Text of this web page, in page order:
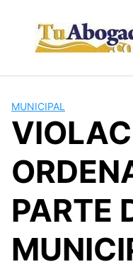
content
MUNICIPAL
PARTE